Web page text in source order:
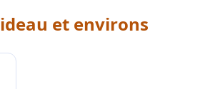
et environs